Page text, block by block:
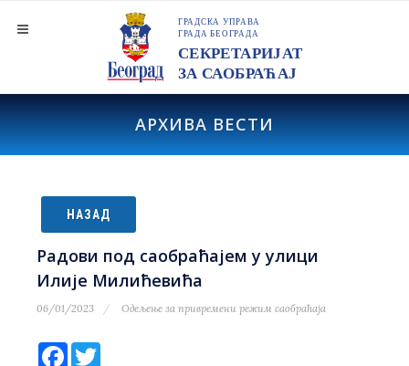
АРХИВА ВЕСТИ
НАЗАД
Радови под саобраћајем у улици
Илије Милићевића
06/01/2023 Одељење за привремени режим саобраћаја
Facebook